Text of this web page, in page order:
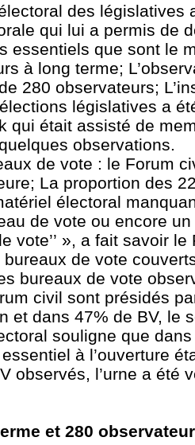
des
qui lui a permis de
essentiels que sont le
à long terme;
280 observateurs;
législatives a
qui était assisté de
observations.
de vote : le Forum
La proportion des
électoral
de vote ou encore
vote’’ », a fait savoir
de vote
bureaux de vote
civil sont présidés
et dans 47% de BV, le
souligne que
à l’ouverture
observés, l’urne a été
et 280